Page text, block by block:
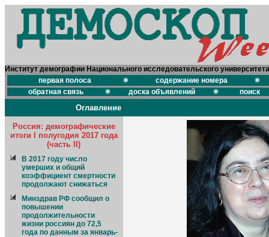
Институт демографии Национального исследовательского
первая полоса
содержание номера
обратная связь
доска объявлений поиск
Оглавление
Россия: демографические
итоги I полугодия 2017 года
(часть II)
В 2017 году число
умерших и общий
коэффициент смертности
продолжают снижаться
Минздрав РФ сообщил о
повышении
продолжительности
жизни россиян до 72,5
года по данным за январь-